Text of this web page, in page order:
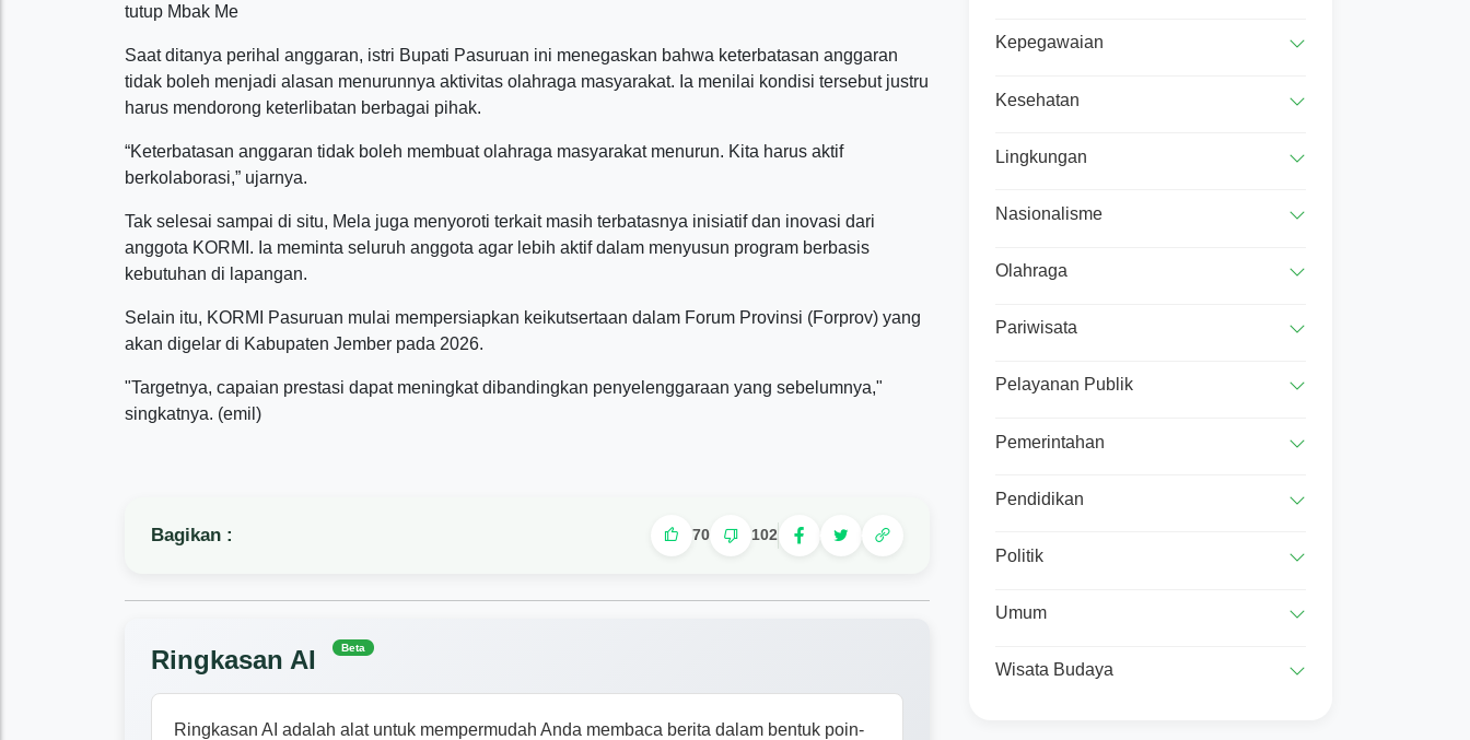
tutup Mbak Me
Saat ditanya perihal anggaran, istri Bupati Pasuruan ini menegaskan bahwa keterbatasan anggaran
tidak boleh menjadi alasan menurunnya aktivitas olahraga masyarakat. Ia menilai kondisi tersebut justru
harus mendorong keterlibatan berbagai pihak.
“Keterbatasan anggaran tidak boleh membuat olahraga masyarakat menurun. Kita harus aktif
berkolaborasi,” ujarnya.
Tak selesai sampai di situ, Mela juga menyoroti terkait masih terbatasnya inisiatif dan inovasi dari
anggota KORMI. Ia meminta seluruh anggota agar lebih aktif dalam menyusun program berbasis
kebutuhan di lapangan.
Selain itu, KORMI Pasuruan mulai mempersiapkan keikutsertaan dalam Forum Provinsi (Forprov) yang
akan digelar di Kabupaten Jember pada 2026.
"Targetnya, capaian prestasi dapat meningkat dibandingkan penyelenggaraan yang sebelumnya,"
singkatnya. (emil)
Bagikan : 70 102
Ringkasan AI Beta
Ringkasan AI adalah alat untuk mempermudah Anda membaca berita dalam bentuk poin-
Kepegawaian
Kesehatan
Lingkungan
Nasionalisme
Olahraga
Pariwisata
Pelayanan Publik
Pemerintahan
Pendidikan
Politik
Umum
Wisata Budaya